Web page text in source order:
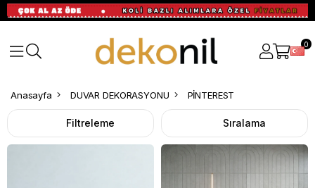
0
Anasayfa DUVAR DEKORASYONU PİNTEREST
Filtreleme Sıralama
PİNTEREST